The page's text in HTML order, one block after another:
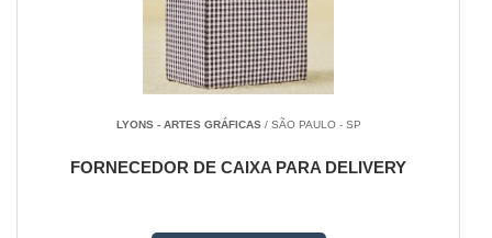
LYONS - ARTES GRÁFICAS/ SÃO PAULO - SP
FORNECEDOR DE CAIXA PARA DELIVERY